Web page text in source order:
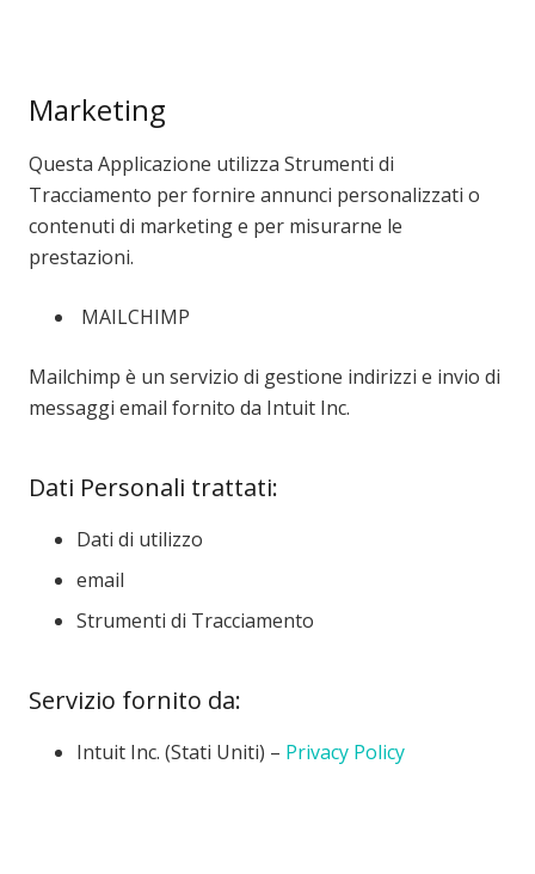
Marketing
Questa Applicazione utilizza Strumenti di
Tracciamento per fornire annunci personalizzati o
contenuti di marketing e per misurarne le
prestazioni.
MAILCHIMP
Mailchimp è un servizio di gestione indirizzi e invio di
messaggi email fornito da Intuit Inc.
Dati Personali trattati:
Dati di utilizzo
email
Strumenti di Tracciamento
Servizio fornito da:
Intuit Inc. (Stati Uniti) – Privacy Policy